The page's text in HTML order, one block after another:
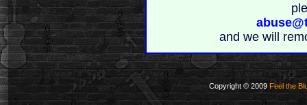
and we will
Copyright © 2009 Feel the